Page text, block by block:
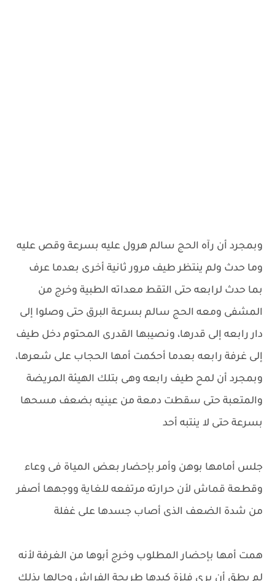
وبمجرد أن رآه الحج سالم هرول عليه بسرعة وقص عليه
وما حدث ولم ينتظر طيف مرور ثانية أخرى بعدما عرف
بما حدث لرابعه حتى التقط معداته الطبية وخرج من
المشفى ومعه الحج سالم بسرعة البرق حتى وصلوا إلى
دار رابعه إلى قدرها، ونصيبها القدرى المحتوم دخل طيف
إلى غرفة رابعه بعدما أحكمت أمها الحجاب على شعرها،
وبمجرد أن لمح طيف رابعه وهى بتلك الهيئة المريضة
والمتعبة حتى سقطت دمعة من عينيه بضعف مسحها
بسرعة حتى لا ينتبه أحد
جلس أمامها بوهن وأمر بإحضار بعض المياة فى وعاء
وقطعة قماش لأن حرارته مرتفعه للغاية ووجهها أصفر
من شدة الضعف الذى أصاب جسدها على غفلة
همت أمها بإحضار المطلوب وخرج أبوها من الغرفة لأنه
لم يطق أن يرى فلزة كبدها طريحة الفراش وحالها بذلك